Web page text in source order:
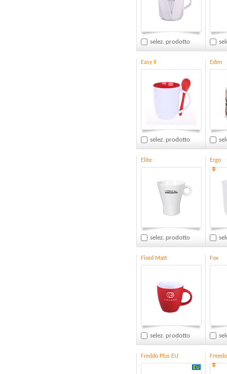
selez. prodotto
Easy II
selez. prodotto
Eden
Elite
selez. prodotto
Ergo
®
Fiord Matt
selez. prodotto
Fox
Freddo Plus EU
®